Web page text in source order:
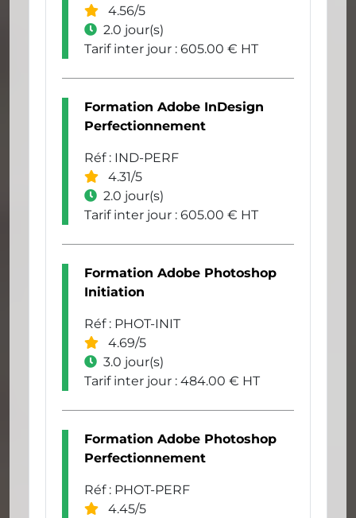
4.56/5
2.0 jour(s)
Tarif inter jour : 605.00 € HT
Formation Adobe InDesign
Perfectionnement
Réf : IND-PERF
4.31/5
2.0 jour(s)
Tarif inter jour : 605.00 € HT
Formation Adobe Photoshop
Initiation
Réf : PHOT-INIT
4.69/5
3.0 jour(s)
Tarif inter jour : 484.00 € HT
Formation Adobe Photoshop
Perfectionnement
Réf : PHOT-PERF
4.45/5